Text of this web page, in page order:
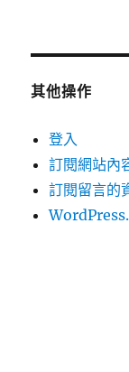
其他操作
登入
訂閱網站內
訂閱留言的